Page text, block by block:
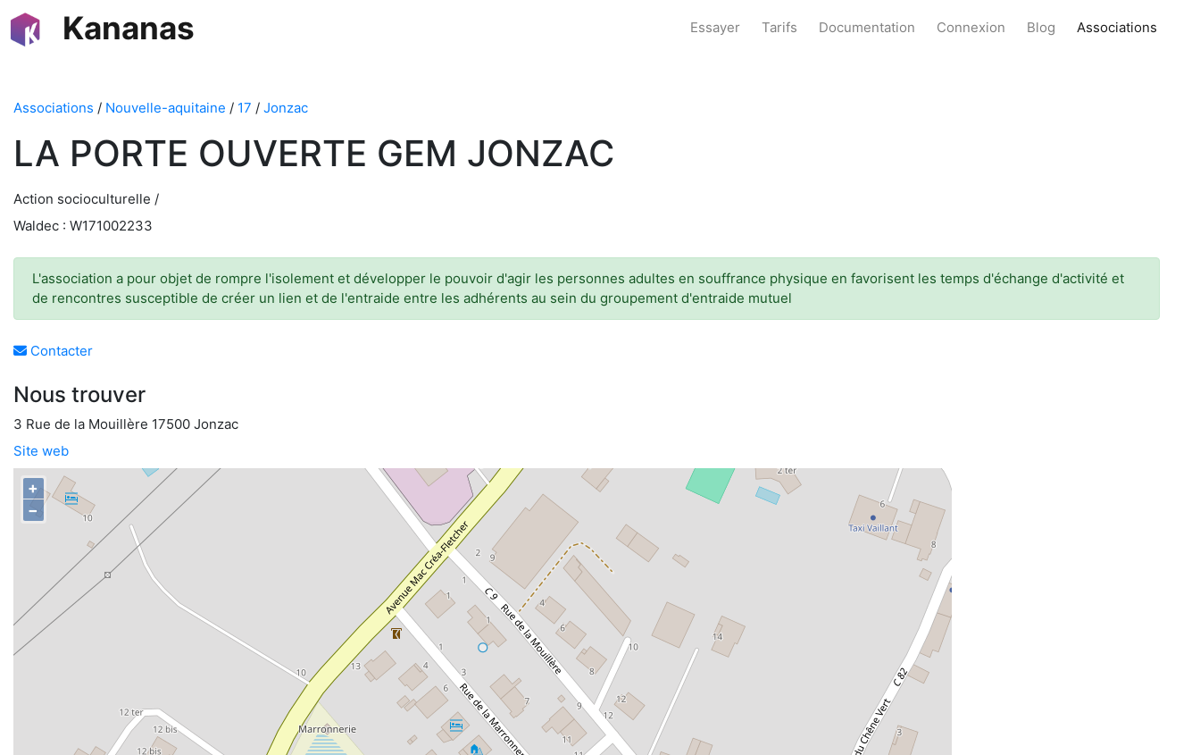
Kananas Essayer Tarifs Documentation Connexion Blog Associations
Associations / Nouvelle-aquitaine / 17 / Jonzac
LA PORTE OUVERTE GEM JONZAC
Action socioculturelle /
Waldec : W171002233
L'association a pour objet de rompre l'isolement et développer le pouvoir d'agir les personnes adultes en souffrance physique en favorisent les temps d'échange d'activité et
de rencontres susceptible de créer un lien et de l'entraide entre les adhérents au sein du groupement d'entraide mutuel
Contacter
Nous trouver
3 Rue de la Mouillère 17500 Jonzac
Site web
+
−